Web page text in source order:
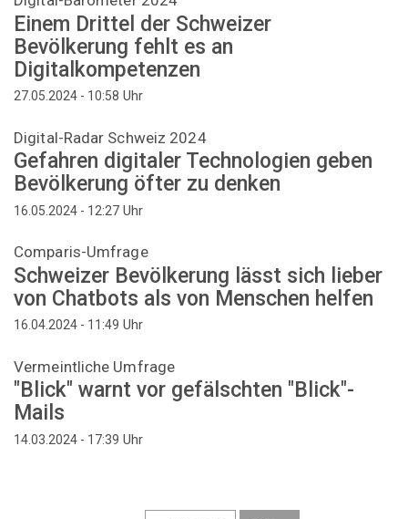
Einem Drittel der Schweizer
Bevölkerung fehlt es an
Digitalkompetenzen
27.05.2024 - 10:58 Uhr
Digital-Radar Schweiz 2024
Gefahren digitaler Technologien geben
Bevölkerung öfter zu denken
16.05.2024 - 12:27 Uhr
Comparis-Umfrage
Schweizer Bevölkerung lässt sich lieber
von Chatbots als von Menschen helfen
16.04.2024 - 11:49 Uhr
Vermeintliche Umfrage
"Blick" warnt vor gefälschten "Blick"-
Mails
14.03.2024 - 17:39 Uhr